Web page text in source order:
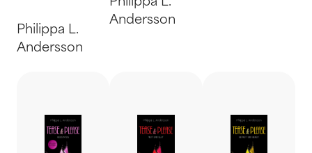
Philippa L.
Andersson
Andersson